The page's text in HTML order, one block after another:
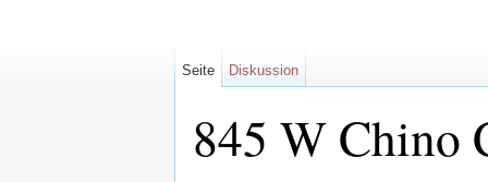
845 W Chino
Seite Diskussion